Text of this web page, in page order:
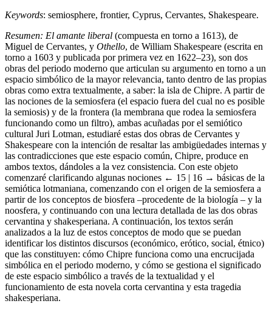
Keywords: semiosphere, frontier, Cyprus, Cervantes, Shakespeare.
Resumen: El amante liberal (compuesta en torno a 1613), de
Miguel de Cervantes, y Othello, de William Shakespeare (escrita en
torno a 1603 y publicada por primera vez en 1622–23), son dos
obras del periodo moderno que articulan su argumento en torno a un
espacio simbólico de la mayor relevancia, tanto dentro de las propias
obras como extra textualmente, a saber: la isla de Chipre. A partir de
las nociones de la semiosfera (el espacio fuera del cual no es posible
la semiosis) y de la frontera (la membrana que rodea la semiosfera
funcionando como un filtro), ambas acuñadas por el semiótico
cultural Juri Lotman, estudiaré estas dos obras de Cervantes y
Shakespeare con la intención de resaltar las ambigüedades internas y
las contradicciones que este espacio común, Chipre, produce en
ambos textos, dándoles a la vez consistencia. Con este objeto
comenzaré clarificando algunas nociones ← 15 | 16 → básicas de la
semiótica lotmaniana, comenzando con el origen de la semiosfera a
partir de los conceptos de biosfera –procedente de la biología – y la
noosfera, y continuando con una lectura detallada de las dos obras
cervantina y shakesperiana. A continuación, los textos serán
analizados a la luz de estos conceptos de modo que se puedan
identificar los distintos discursos (económico, erótico, social, étnico)
que las constituyen: cómo Chipre funciona como una encrucijada
simbólica en el periodo moderno, y cómo se gestiona el significado
de este espacio simbólico a través de la textualidad y el
funcionamiento de esta novela corta cervantina y esta tragedia
shakesperiana.